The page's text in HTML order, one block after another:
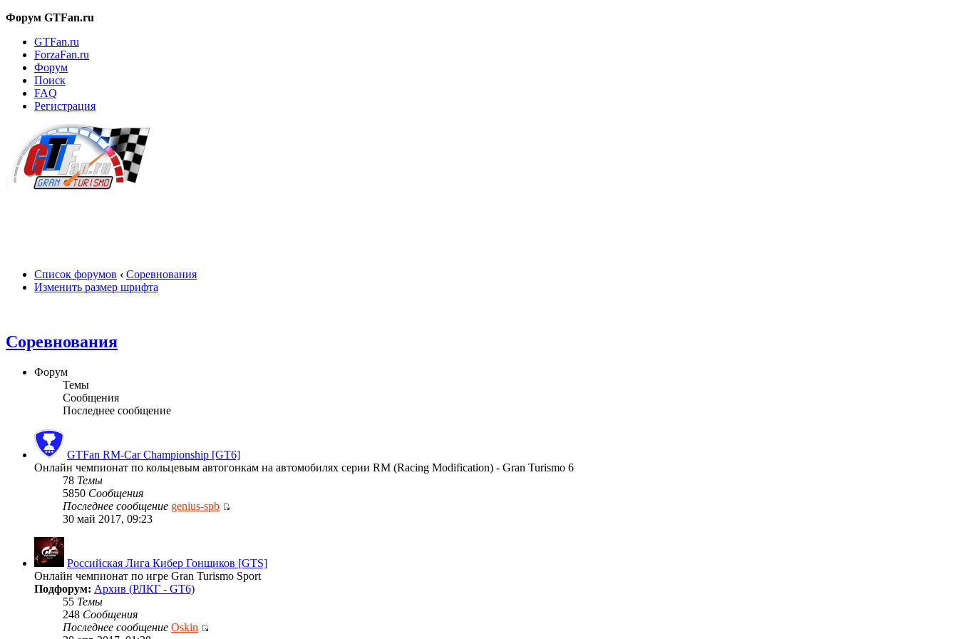
Форум GTFan.ru
GTFan.ru
ForzaFan.ru
Форум
Поиск
FAQ
Регистрация
Список форумов ‹ Соревнования
Изменить размер шрифта
Соревнования
Форум
Темы
Сообщения
Последнее сообщение
GTFan RM-Car Championship [GT6]
Онлайн чемпионат по кольцевым автогонкам на автомобилях серии RM (Racing Modification) - Gran Turismo 6
78 Темы
5850 Сообщения
Последнее сообщение genius-spb
30 май 2017, 09:23
Российская Лига Кибер Гонщиков [GTS]
Онлайн чемпионат по игре Gran Turismo Sport
Подфорум: Архив (РЛКГ - GT6)
55 Темы
248 Сообщения
Последнее сообщение Oskin